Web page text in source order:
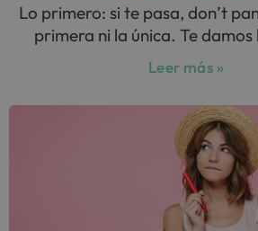
Lo primero: si te pasa, don’t
primera ni la única. Te damos
Leer más »